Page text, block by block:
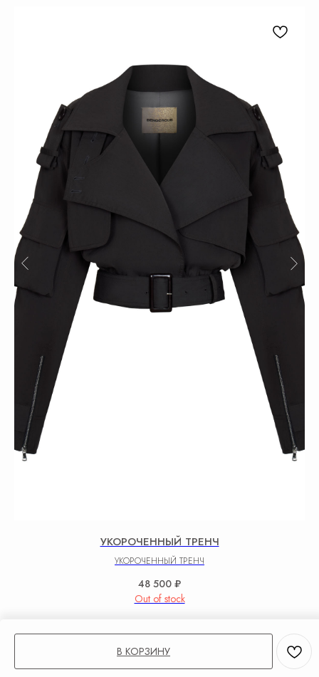
В КОРЗИНУ
УКОРОЧЕННЫЙ ТРЕНЧ
УКОРОЧЕННЫЙ ТРЕНЧ
48 500 ₽
Out of stock